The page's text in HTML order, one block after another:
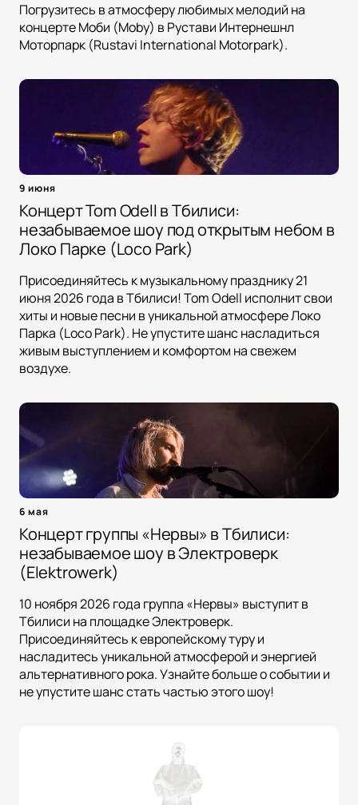
Погрузитесь в атмосферу любимых мелодий на
концерте Моби (Moby) в Рустави Интернешнл
Моторпарк (Rustavi International Motorpark).
9 июня
Концерт Tom Odell в Тбилиси:
незабываемое шоу под открытым небом в
Локо Парке (Loco Park)
Присоединяйтесь к музыкальному празднику 21
июня 2026 года в Тбилиси! Tom Odell исполнит свои
хиты и новые песни в уникальной атмосфере Локо
Парка (Loco Park). Не упустите шанс насладиться
живым выступлением и комфортом на свежем
воздухе.
6 мая
Концерт группы «Нервы» в Тбилиси:
незабываемое шоу в Электроверк
(Elektrowerk)
10 ноября 2026 года группа «Нервы» выступит в
Тбилиси на площадке Электроверк.
Присоединяйтесь к европейскому туру и
насладитесь уникальной атмосферой и энергией
альтернативного рока. Узнайте больше о событии и
не упустите шанс стать частью этого шоу!